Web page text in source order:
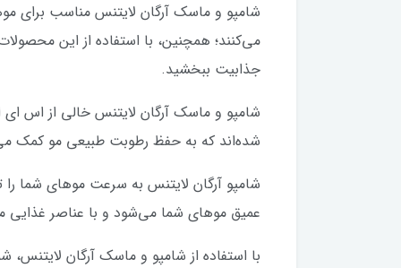
شامپو و ماسک آرگان لایتنس مناسب برای
می‌کنند؛ همچنین، با استفاده از این
جذابیت ببخشید.
شامپو و ماسک آرگان لایتنس خالی از اس ای
شده‌اند که به حفظ رطوبت طبیعی مو کمک
شامپو آرگان لایتنس به سرعت موهای شما
عمیق موهای شما می‌شود و با عناصر
با استفاده از شامپو و ماسک آرگان